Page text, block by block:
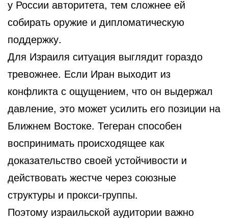
у России авторитета, тем сложнее ей
собирать оружие и дипломатическую
поддержку.
Для Израиля ситуация выглядит гораздо
тревожнее. Если Иран выходит из
конфликта с ощущением, что он выдержал
давление, это может усилить его позиции на
Ближнем Востоке. Тегеран способен
воспринимать происходящее как
доказательство своей устойчивости и
действовать жестче через союзные
структуры и прокси-группы.
Поэтому израильской аудитории важно